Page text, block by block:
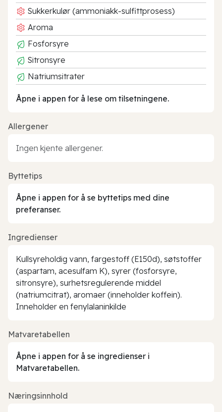
Sukkerkulør (ammoniakk-sulfittprosess)
Aroma
Fosforsyre
Sitronsyre
Natriumsitrater
Åpne i appen for å lese om tilsetningene.
Allergener
Ingen kjente allergener.
Byttetips
Åpne i appen for å se byttetips med dine
preferanser.
Ingredienser
Kullsyreholdig vann, fargestoff (E150d), søtstoffer
(aspartam, acesulfam K), syrer (fosforsyre,
sitronsyre), surhetsregulerende middel
(natriumcitrat), aromaer (inneholder koffein).
Inneholder en fenylalaninkilde
Matvaretabellen
Åpne i appen for å se ingredienser i
Matvaretabellen.
Næringsinnhold